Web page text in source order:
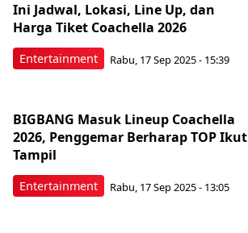
Entertainment
Ini Jadwal, Lokasi, Line Up, dan
Harga Tiket Coachella 2026
Rabu, 17 Sep 2025 - 15:39
Entertainment
BIGBANG Masuk Lineup Coachella
2026, Penggemar Berharap TOP Ikut
Tampil
Rabu, 17 Sep 2025 - 13:05